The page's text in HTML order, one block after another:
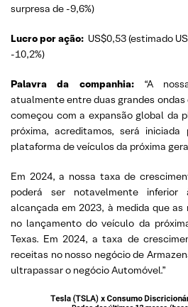
surpresa de -9,6%)
Lucro por ação: US$0,53 (estimado
-10,2%)
Palavra da companhia:“A
atualmente entre duas grandes ondas
começou com a expansão global da
próxima, acreditamos, será
plataforma de veículos da próxima
Em 2024, a nossa taxa de
poderá ser notavelmente
alcançada em 2023, à medida que as
no lançamento do veículo da
Texas. Em 2024, a taxa de
receitas no nosso negócio de
ultrapassar o negócio Automóvel.”